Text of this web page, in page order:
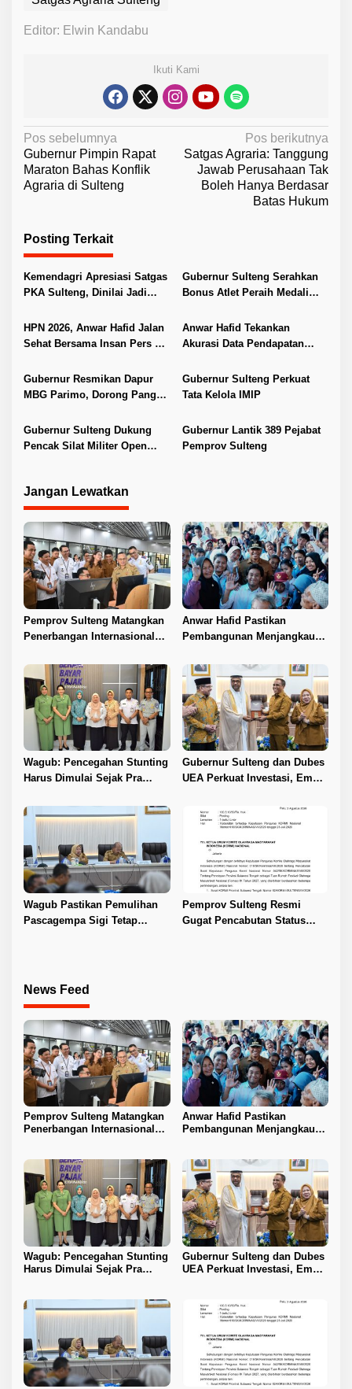
Editor: Elwin Kandabu
Ikuti Kami
N
a
v
g
a
s
i
p
o
Pos sebelumnya
Gubernur Pimpin Rapat
Maraton Bahas Konflik
Agraria di Sulteng
Pos berikutnya
Satgas Agraria: Tanggung
Jawab Perusahaan Tak
Boleh Hanya Berdasar
Batas Hukum
Posting Terkait
Kemendagri Apresiasi Satgas
PKA Sulteng, Dinilai Jadi
Agraria
Gubernur Sulteng Serahkan
Bonus Atlet Peraih Medali
HPN 2026, Anwar Hafid Jalan
Sehat Bersama Insan Pers di
Anwar Hafid Tekankan
Akurasi Data Pendapatan
Gubernur Resmikan Dapur
MBG Parimo, Dorong Pangan
Gubernur Sulteng Perkuat
Tata Kelola IMIP
Gubernur Sulteng Dukung
Pencak Silat Militer Open
Gubernur Lantik 389 Pejabat
Pemprov Sulteng
Jangan Lewatkan
Pemprov Sulteng Matangkan
Penerbangan Internasional
Anwar Hafid Pastikan
Pembangunan Menjangkau
Wagub: Pencegahan Stunting
Harus Dimulai Sejak Pra
Gubernur Sulteng dan Dubes
UEA Perkuat Investasi, Empat
Wagub Pastikan Pemulihan
Pascagempa Sigi Tetap
Pemprov Sulteng Resmi
Gugat Pencabutan Status
News Feed
Pemprov Sulteng Matangkan
Penerbangan Internasional
Anwar Hafid Pastikan
Pembangunan Menjangkau
Wagub: Pencegahan Stunting
Harus Dimulai Sejak Pra
Gubernur Sulteng dan Dubes
UEA Perkuat Investasi, Empat